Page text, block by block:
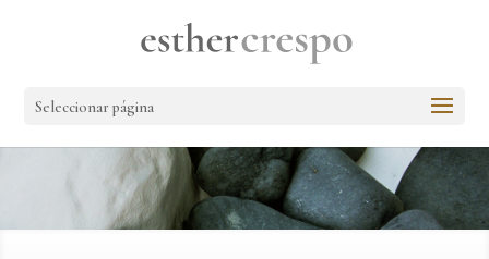
Seleccionar página